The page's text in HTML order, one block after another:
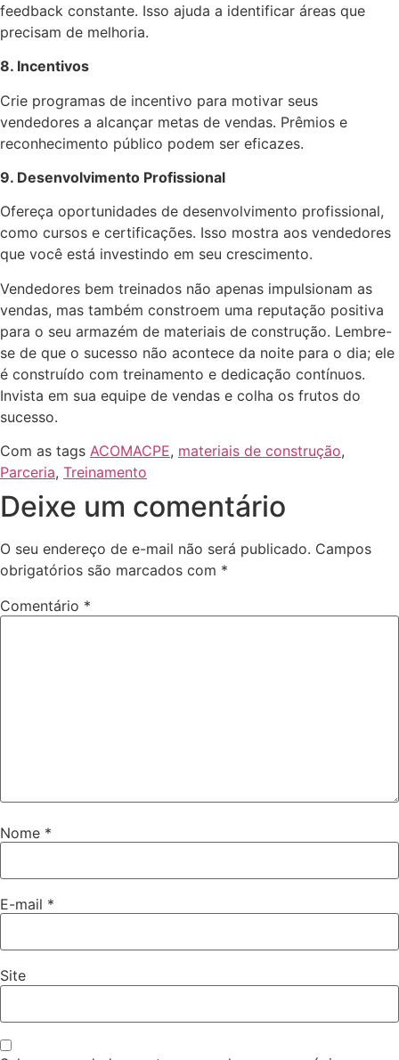
feedback constante. Isso ajuda a identificar áreas que
precisam de melhoria.
8. Incentivos
Crie programas de incentivo para motivar seus
vendedores a alcançar metas de vendas. Prêmios e
reconhecimento público podem ser eficazes.
9. Desenvolvimento Profissional
Ofereça oportunidades de desenvolvimento profissional,
como cursos e certificações. Isso mostra aos vendedores
que você está investindo em seu crescimento.
Vendedores bem treinados não apenas impulsionam as
vendas, mas também constroem uma reputação positiva
para o seu armazém de materiais de construção. Lembre-
se de que o sucesso não acontece da noite para o dia; ele
é construído com treinamento e dedicação contínuos.
Invista em sua equipe de vendas e colha os frutos do
sucesso.
Com as tags ACOMACPE, materiais de construção,
Parceria, Treinamento
Deixe um comentário
O seu endereço de e-mail não será publicado. Campos
obrigatórios são marcados com *
Comentário *
Nome *
E-mail *
Site